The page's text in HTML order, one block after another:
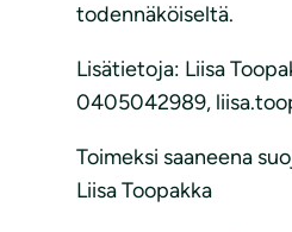
todennäköiseltä.
Lisätietoja: Liisa
0405042989,
Toimeksi saaneena
Liisa Toopakka